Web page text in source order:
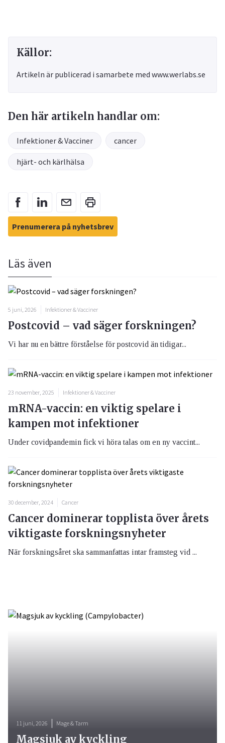
Källor:
Artikeln är publicerad i samarbete med www.werlabs.se
Den här artikeln handlar om:
Infektioner & Vacciner cancer
hjärt- och kärlhälsa
Prenumerera på nyhetsbrev
Läs även
5 juni, 2026 Infektioner & Vacciner
Postcovid – vad säger forskningen?
Vi har nu en bättre förståelse för postcovid än tidigar...
23 november, 2025 Infektioner & Vacciner
mRNA-vaccin: en viktig spelare i
kampen mot infektioner
Under covidpandemin fick vi höra talas om en ny vaccint...
30 december, 2024 Cancer
Cancer dominerar topplista över årets
viktigaste forskningsnyheter
När forskningsåret ska sammanfattas intar framsteg vid ...
11 juni, 2026 Mage & Tarm
Magsjuk av kyckling